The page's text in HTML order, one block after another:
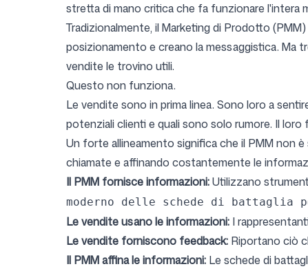
stretta di mano critica che fa funzionare l'intera
Tradizionalmente, il Marketing di Prodotto
posizionamento e creano la messaggistica. Ma
vendite le trovino utili.
Questo non funziona.
Le vendite sono in prima linea. Sono loro a
potenziali clienti e quali sono solo rumore. Il loro
Un forte allineamento significa che il PMM non
chiamate e affinando costantemente le
Il PMM fornisce informazioni:Utilizzano
moderno delle schede di
Le vendite usano le informazioni: I
Le vendite forniscono feedback: Riportano ciò
Il PMM affina le informazioni: Le schede di